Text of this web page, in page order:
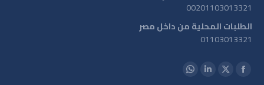
00201103013321
الطلبات المحلية من داخل مصر
01103013321
Find us on:
Facebook
X
Linkedin
Whatsapp